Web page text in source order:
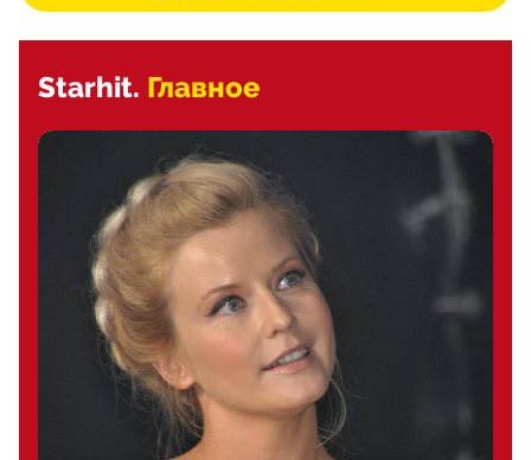
Starhit. Главное